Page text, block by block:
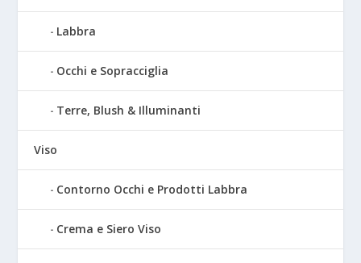
Labbra
Occhi e Sopracciglia
Terre, Blush & Illuminanti
Viso
Contorno Occhi e Prodotti Labbra
Crema e Siero Viso